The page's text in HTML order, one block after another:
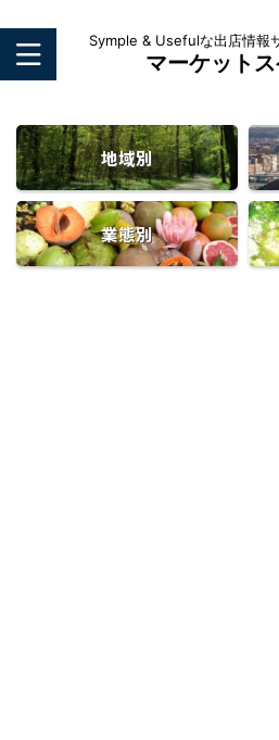
Symple & Usefulな出店情報
マーケット
地域別
業態別